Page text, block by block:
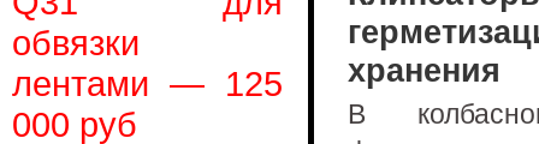
обвязки
лентами — 125
000 руб
хранения
В